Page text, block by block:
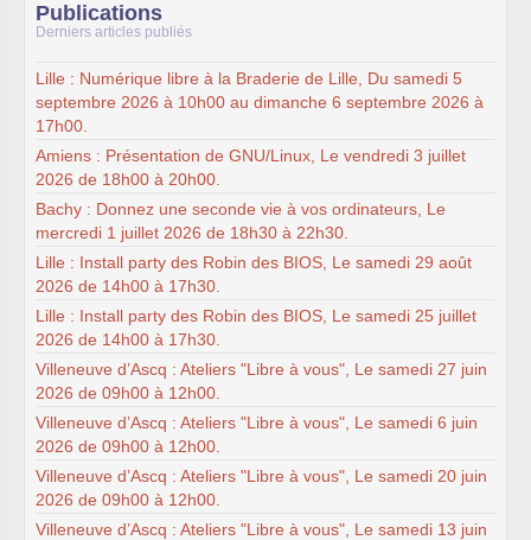
Publications
Derniers articles publiés
Lille : Numérique libre à la Braderie de Lille, Du samedi 5
septembre 2026 à 10h00 au dimanche 6 septembre 2026 à
17h00.
Amiens : Présentation de GNU/Linux, Le vendredi 3 juillet
2026 de 18h00 à 20h00.
Bachy : Donnez une seconde vie à vos ordinateurs, Le
mercredi 1 juillet 2026 de 18h30 à 22h30.
Lille : Install party des Robin des BIOS, Le samedi 29 août
2026 de 14h00 à 17h30.
Lille : Install party des Robin des BIOS, Le samedi 25 juillet
2026 de 14h00 à 17h30.
Villeneuve d’Ascq : Ateliers "Libre à vous", Le samedi 27 juin
2026 de 09h00 à 12h00.
Villeneuve d’Ascq : Ateliers "Libre à vous", Le samedi 6 juin
2026 de 09h00 à 12h00.
Villeneuve d’Ascq : Ateliers "Libre à vous", Le samedi 20 juin
2026 de 09h00 à 12h00.
Villeneuve d’Ascq : Ateliers "Libre à vous", Le samedi 13 juin